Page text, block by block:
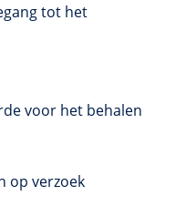
tot het
voor het behalen
op verzoek